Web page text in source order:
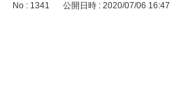
No : 1341 公開日時 : 2020/07/06 16:47